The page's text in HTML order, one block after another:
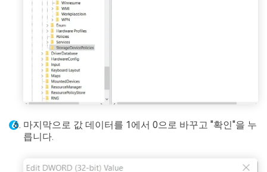
마지막으로 값 데이터를 1에서 0으로 바꾸고 "확인"을 누
릅니다.